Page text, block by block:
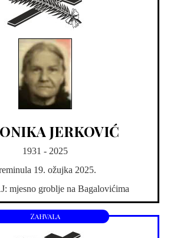
JERKOVIĆ
1931 - 2025
19. ožujka 2025.
mjesno groblje na Bagalovićima
Zahvala